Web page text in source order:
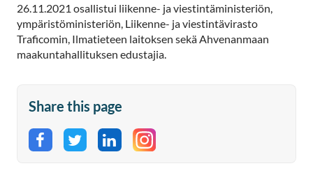
26.11.2021 osallistui liikenne- ja viestintäministeriön,
ympäristöministeriön, Liikenne- ja viestintävirasto
Traficomin, Ilmatieteen laitoksen sekä Ahvenanmaan
maakuntahallituksen edustajia.
Share this page
Share on Facebook
Share on Twitter
Share on LinkedIn